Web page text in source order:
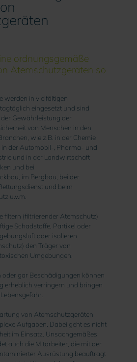
ordnungsgemäße
Atemschutzgeräten so
werden in vielfältigen
eingesetzt und sind
Gewährleistung der
von Menschen in den
wie z.B. in der Chemie
in der Automobil-, Pharma- und
und in der Landwirtschaft
und bei
im Bergbau, bei der
und beim
u.v.m.
filtern (filtrierender Atemschutz)
Schadstoffe, Partikel oder
oder isolieren
den Träger von
Umgebungen.
oder gar Beschädigungen können
erheblich verringern und bringen
von Atemschutzgeräten
Aufgaben. Dabei geht es nicht
im Einsatz. Unsachgemäßes
auch die Mitarbeiter, die mit der
Ausrüstung beauftragt